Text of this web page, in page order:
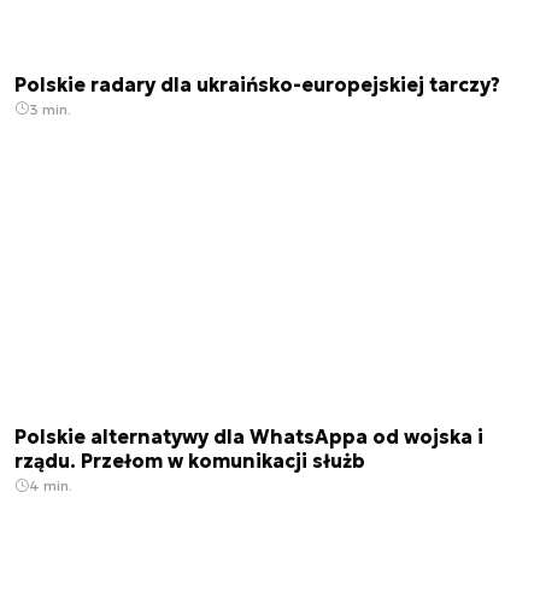
Polskie radary dla ukraińsko-europejskiej tarczy?
3 min.
Polskie alternatywy dla WhatsAppa od wojska i
rządu. Przełom w komunikacji służb
4 min.